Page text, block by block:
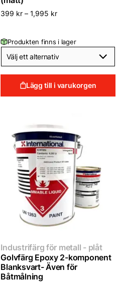
399 kr –1,995 kr
Produkten finns i lager
Lägg till i varukorgen
Industrifärg för metall - plåt
Golvfärg Epoxy 2-komponent
Blanksvart- Även för
Båtmålning